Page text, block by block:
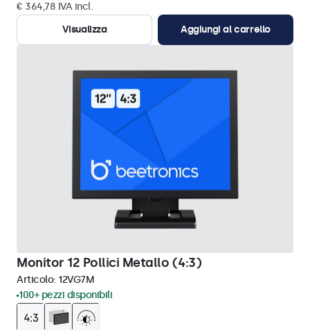
€ 364,78 IVA incl.
Visualizza
Aggiungi al carrello
Monitor 12 Pollici Metallo (4:3)
Articolo: 12VG7M
100+ pezzi disponibili